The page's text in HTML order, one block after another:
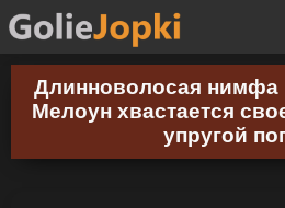
Длинноволосая нимфа
Мелоун хвастается
упругой